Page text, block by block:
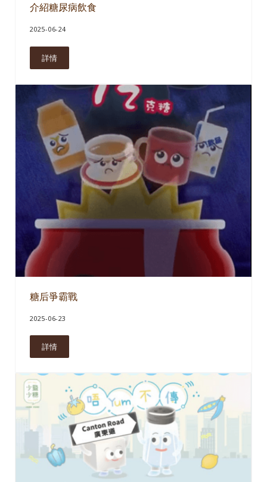
介紹糖尿病飲食
2025-06-24
詳情介紹糖尿病飲食
糖后爭霸戰
2025-06-23
詳情糖后爭霸戰